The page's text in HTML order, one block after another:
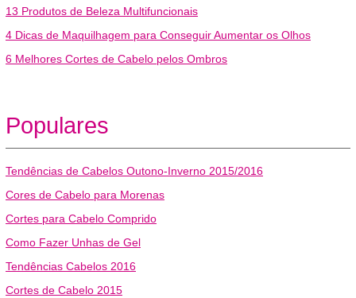
13 Produtos de Beleza Multifuncionais
4 Dicas de Maquilhagem para Conseguir Aumentar os Olhos
6 Melhores Cortes de Cabelo pelos Ombros
Populares
Tendências de Cabelos Outono-Inverno 2015/2016
Cores de Cabelo para Morenas
Cortes para Cabelo Comprido
Como Fazer Unhas de Gel
Tendências Cabelos 2016
Cortes de Cabelo 2015